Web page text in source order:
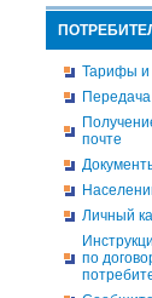
Тарифы и
Передача
почте
Личный
по